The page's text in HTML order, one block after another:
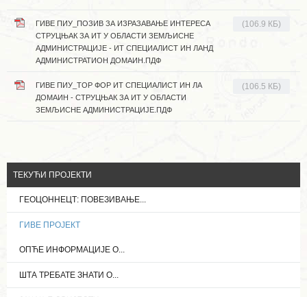
ГИВЕ ПИУ_ПОЗИВ ЗА ИЗРАЗАВАЊЕ ИНТЕРЕСА
СТРУЦЊАК ЗА ИТ У ОБЛАСТИ ЗЕМЉИСНЕ
АДМИНИСТРАЦИЈЕ - ИТ СПЕЦИАЛИСТ ИН ЛАНД
АДМИНИСТРАТИОН ДОМАИН.ПДФ
(106.9 КБ)
ГИВЕ ПИУ_ТОР ФОР ИТ СПЕЦИАЛИСТ ИН ЛА
ДОМАИН - СТРУЦЊАК ЗА ИТ У ОБЛАСТИ
ЗЕМЉИСНЕ АДМИНИСТРАЦИЈЕ.ПДФ
(106.5 КБ)
ТЕКУЋИ ПРОЈЕКТИ
ГЕОЦОННЕЦТ: ПОВЕЗИВАЊЕ...
ГИВЕ ПРОЈЕКТ
ОПЋЕ ИНФОРМАЦИЈЕ О...
ШТА ТРЕБАТЕ ЗНАТИ О...